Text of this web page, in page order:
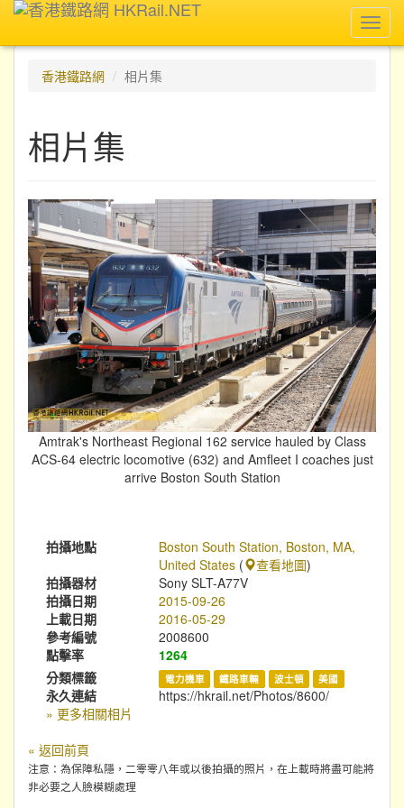
香港鐵路網
相片集
相片集
Amtrak's Northeast Regional 162 service hauled by Class
ACS-64 electric locomotive (632) and Amfleet I coaches just
arrive Boston South Station
拍攝地點
Boston South Station, Boston, MA,
United States ( 查看地圖)
拍攝器材
Sony SLT-A77V
拍攝日期
2015-09-26
上載日期
2016-05-29
參考編號
2008600
點擊率
1264
分類標籤
電力機車 鐵路車輛 波士頓 美國
永久連結
https://hkrail.net/Photos/8600/
» 更多相關相片
« 返回前頁
注意：為保障私隱，二零零八年或以後拍攝的照片，在上載時將盡可能將
非必要之人臉模糊處理